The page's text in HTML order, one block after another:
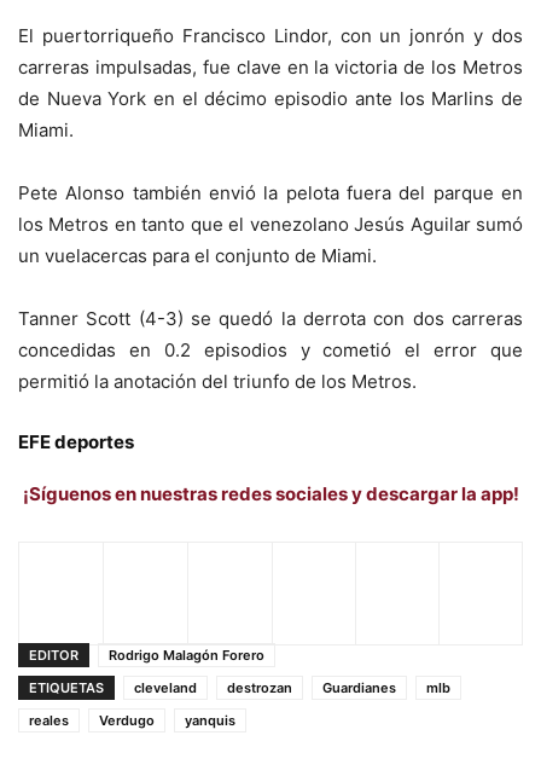
El puertorriqueño Francisco Lindor, con un jonrón y dos
carreras impulsadas, fue clave en la victoria de los Metros
de Nueva York en el décimo episodio ante los Marlins de
Miami.
Pete Alonso también envió la pelota fuera del parque en
los Metros en tanto que el venezolano Jesús Aguilar sumó
un vuelacercas para el conjunto de Miami.
Tanner Scott (4-3) se quedó la derrota con dos carreras
concedidas en 0.2 episodios y cometió el error que
permitió la anotación del triunfo de los Metros.
EFE deportes
¡Síguenos en nuestras redes sociales y descargar la app!
EDITOR
Rodrigo Malagón Forero
ETIQUETAS
cleveland destrozan Guardianes
mlb
reales
Verdugo yanquis